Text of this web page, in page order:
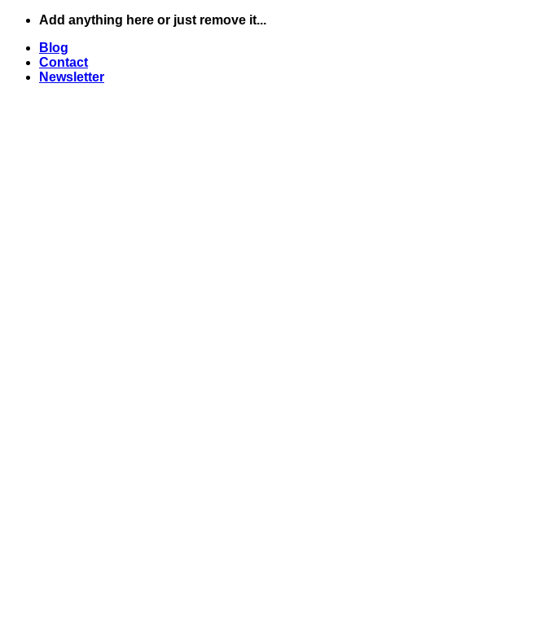
Skip
content
Add anything here or just remove it...
Blog
Contact
Newsletter